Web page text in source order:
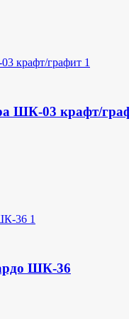
ШК-03 крафт/
ШК-36